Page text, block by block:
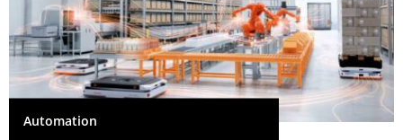
Automation